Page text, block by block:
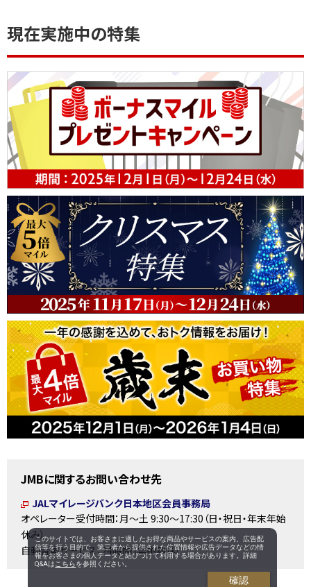
現在実施中の特集
JMBに関するお問い合わせ先
JALマイレージバンク日本地区会員事務局
オペレーター受付時間：月～土 9:30～17:30（日・祝日・年末年始
休み）
自動音声サービス：24時間（年中無休）
このサイトでは、お客さまに適したお得な商品やサービスの案内、広告配
信等を行う目的で、第三者から提供された位置情報や広告データなどの情
報をお客さまの個人データと結びつけて利用する場合があります。詳細
Q&Aは こちらを参照ください。
確認